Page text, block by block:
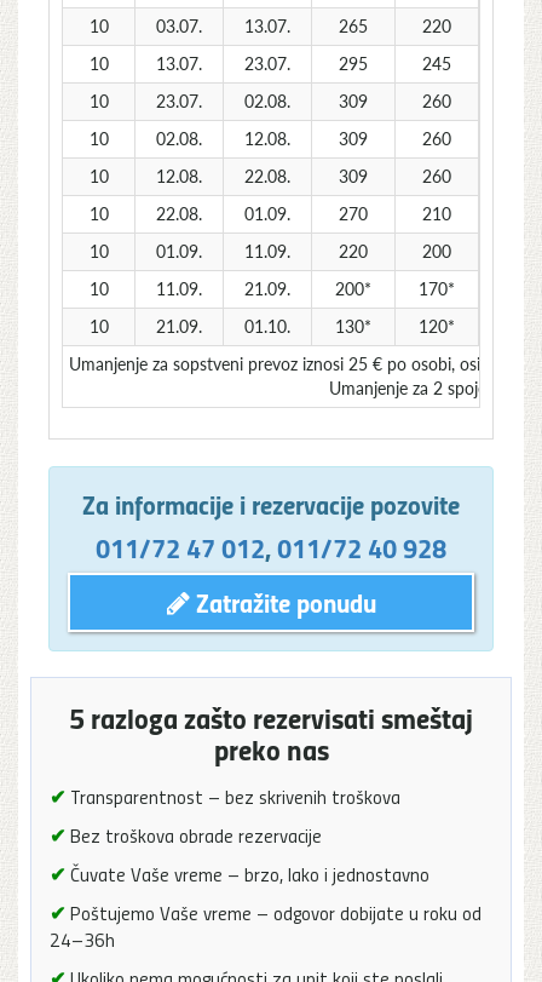
10
03.07. 13.07. 265 220
190
10
13.07. 23.07. 295 245
10
23.07. 02.08. 309 260
10
02.08. 12.08. 309 260
230
10
12.08. 22.08. 309 260
10
22.08. 01.09. 270 210
10
01.09. 11.09. 220 200
10
11.09. 21.09. 200* 170*
10
21.09. 01.10. 130* 120*
Umanjenje za sopstveni prevoz iznosi 25 € po osobi, osim u
Umanjenje za 2 spojene
Za informacije i rezervacije pozovite
011/72 47 012,011/72 40 928
Zatražite ponudu
5 razloga zašto rezervisati smeštaj
preko nas
✔ Transparentnost – bez skrivenih troškova
✔ Bez troškova obrade rezervacije
✔ Čuvate Vaše vreme – brzo, lako i jednostavno
✔ Poštujemo Vaše vreme – odgovor dobijate u roku od
24–36h